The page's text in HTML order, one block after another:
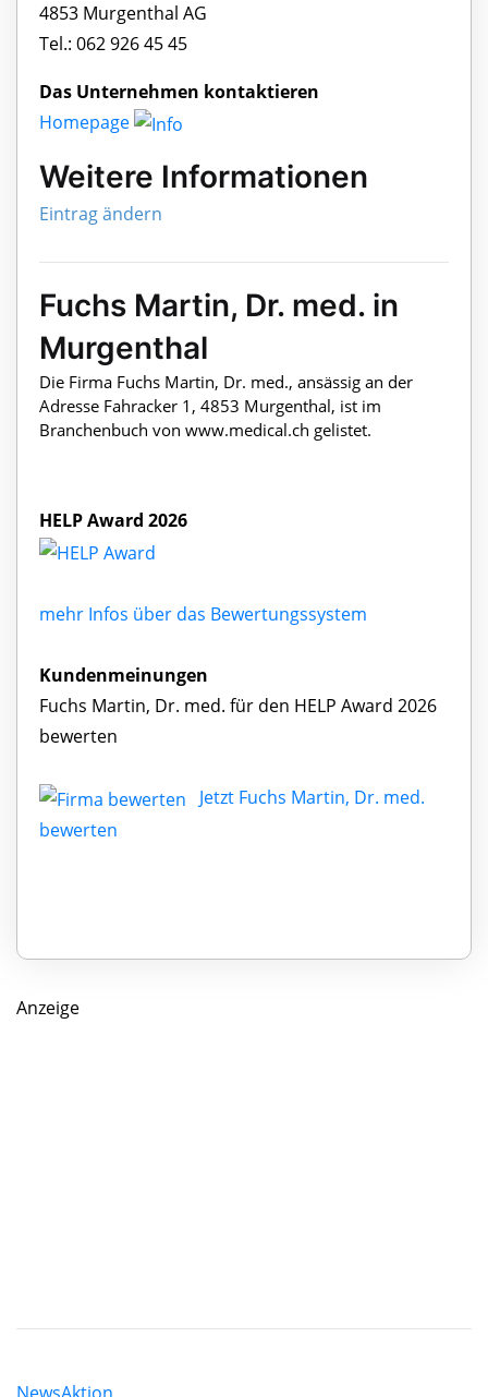
4853 Murgenthal AG
Tel.: 062 926 45 45
Das Unternehmen kontaktieren
Homepage
Weitere Informationen
Eintrag ändern
Fuchs Martin, Dr. med. in
Murgenthal
Die Firma Fuchs Martin, Dr. med., ansässig an der
Adresse Fahracker 1, 4853 Murgenthal, ist im
Branchenbuch von www.medical.ch gelistet.
HELP Award 2026
mehr Infos über das Bewertungssystem
Kundenmeinungen
Fuchs Martin, Dr. med. für den HELP Award 2026
bewerten
Jetzt Fuchs Martin, Dr. med.
bewerten
Anzeige
NewsAktion